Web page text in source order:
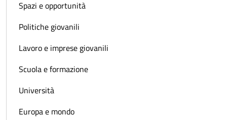
Spazi e opportunità
Politiche giovanili
Lavoro e imprese giovanili
Scuola e formazione
Università
Europa e mondo